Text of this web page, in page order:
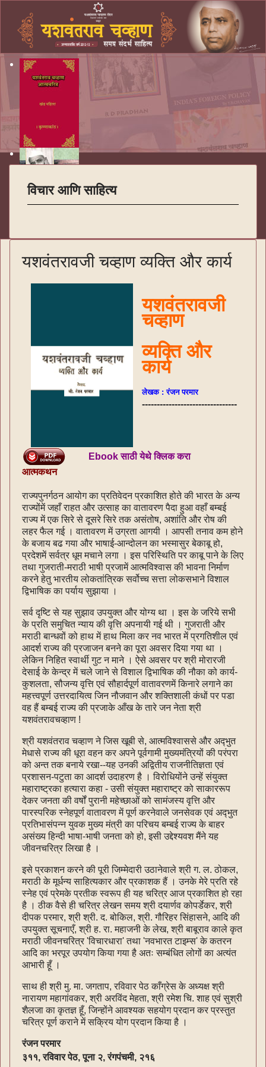
विचार आणि साहित्य
यशवंतरावजी चव्हाण व्यक्ति और कार्य
यशवंतरावजी
चव्हाण
व्यक्ति और
कार्य
लेखक : रंजन परमार
--------------------------------
Ebook साठी येथे क्लिक करा
आत्मकथन
राज्यपुनर्गठन आयोग का प्रतिवेदन प्रकाशित होते की भारत के अन्य
राज्योंमें जहाँ राहत और उत्साह का वातावरण पैदा हुआ वहाँ बम्बई
राज्य में एक सिरे से दूसरे सिरे तक असंतोष, अशांति और रोष की
लहर फैल गई । वातावरण में उग्रता आगयी । आपसी तनाव कम होने
के बजाय बढ गया और भाषाई-आन्दोलन का भस्मासुर बेकाबू हो,
प्रदेशमें सर्वत्र धूम मचाने लगा । इस परिस्थिति पर काबू पाने के लिए
तथा गुजराती-मराठी भाषी प्रजामें आत्मविश्वास की भावना निर्माण
करने हेतु भारतीय लोकतांत्रिक सर्वोच्च सत्ता लोकसभाने विशाल
द्विभाषिक का पर्याय सुझाया ।
सर्व दृष्टि से यह सुझाव उपयुक्त और योग्य था । इस के जरिये सभी
के प्रति समुचित न्याय की वृत्ति अपनायी गई थी । गुजराती और
मराठी बान्धवों को हाथ में हाथ मिला कर नव भारत में प्रगतिशील एवं
आदर्श राज्य की प्रजाजन बनने का पूरा अवसर दिया गया था ।
लेकिन निहित स्वार्थी गुट न माने । ऐसे अवसर पर श्री मोरारजी
देसाई के केन्द्र में चले जाने से विशाल द्विभाषिक की नौका को कार्य-
कुशलता, सौजन्य वृत्ति एवं सौहार्दपूर्ण वातावरणमें किनारे लगाने का
महत्त्वपूर्ण उत्तरदायित्व जिन नौजवान और शक्तिशाली कंधों पर पडा
वह हैं बम्बई राज्य की प्रजाके आँख के तारे जन नेता श्री
यशवंतरावचव्हाण !
श्री यशवंतराव चव्हाण ने जिस खूबी से, आत्मविश्वाससे और अद्‍भुत
मेधासे राज्य की धूरा वहन कर अपने पूर्वगामी मुख्यमंत्रियों की परंपरा
को अन्त तक बनाये रखा--यह उनकी अद्वितीय राजनीतिज्ञता एवं
प्रशासन-पटुता का आदर्श उदाहरण है । विरोधियोंने उन्हें संयुक्त
महाराष्ट्रका हत्यारा कहा - उसी संयुक्त महाराष्ट्र को साकाररूप
देकर जनता की वर्षों पुरानी महेच्छाओं को सामंजस्य वृत्ति और
पारस्परिक स्नेहपूर्ण वातावरण में पूर्ण करनेवाले जनसेवक एवं अद्‍भुत
प्रतिभासंपन्न युवक मुख्य मंत्री का परिचय बम्बई राज्य के बाहर
असंख्य हिन्दी भाषा-भाषी जनता को हो, इसी उद्देश्यवश मैंने यह
जीवनचरित्र लिखा है ।
इसे प्रकाशन करने की पूरी जिम्मेदारी उठानेवाले श्री ग. ल. ठोकल,
मराठी के मूर्धन्य साहित्यकार और प्रकाशक हैं । उनके मेरे प्रति रहे
स्नेह एवं प्रेमके प्रतीक स्वरूप ही यह चरित्र आज प्रकाशित हो रहा
है । ठीक वैसे ही चरित्र लेखन समय श्री दयार्णव कोपर्डेकर, श्री
दीपक परमार, श्री श्री. द. बोकिल, श्री. गौरिहर सिंहासने, आदि की
उपयुक्त सूचनाएँ, श्री ह. रा. महाजनी के लेख, श्री बाबूराव काले कृत
मराठी जीवनचरित्र 'विचारधारा' तथा 'नवभारत टाइम्स' के कतरन
आदि का भरपूर उपयोग किया गया है अतः सम्बंधित लोगों का अत्यंत
आभारी हूँ ।
साथ ही श्री मु. मा. जगताप, रविवार पेठ काँग्रेस के अध्यक्ष श्री
नारायण महागांवकर, श्री अरविंद मेहता, श्री रमेश चि. शाह एवं सुश्री
शैलजा का कृतज्ञ हूँ, जिन्होंने आवश्यक सहयोग प्रदान कर प्रस्तुत
चरित्र पूर्ण कराने में सक्रिय योग प्रदान किया है ।
रंजन परमार
३११, रविवार पेठ, पूना २, रंगपंचमी, २१६